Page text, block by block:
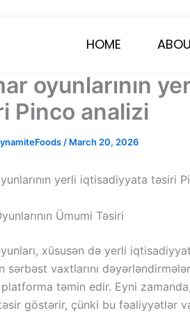
HOME
oyunlarının
Pinco analizi
/ March 20, 2026
yerli iqtisadiyyata təsiri
Ümumi Təsiri
xüsusən də yerli
sərbəst vaxtlarını
təmin edir. Eyni zamanda,
göstərir, çünki bu fəaliyyətlər